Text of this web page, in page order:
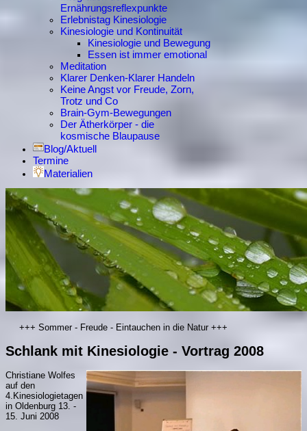
Ernährungsreflexpunkte
Erlebnistag Kinesiologie
Kinesiologie und Kontinuität
Kinesiologie und Bewegung
Essen ist immer emotional
Meditation
Klarer Denken-Klarer Handeln
Keine Angst vor Freude, Zorn,
Trotz und Co
Brain-Gym-Bewegungen
Der Ätherkörper - die
kosmische Blaupause
Blog/Aktuell
Termine
Materialien
+++ Sommer - Freude - Eintauchen in die Natur +++
Schlank mit Kinesiologie - Vortrag 2008
Christiane Wolfes
auf den
4.Kinesiologietagen
in Oldenburg 13. -
15. Juni 2008